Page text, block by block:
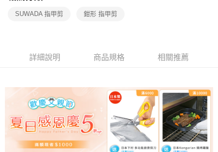
2.基於同意付款使用「大哥付你分期」之契約關係目的，商店將以您的個人
SUWADA 指甲剪 鉗形 指甲剪
詳細說明 商品規格 相關推薦